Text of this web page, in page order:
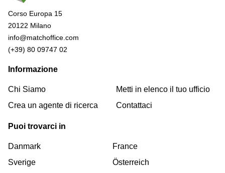
Corso Europa 15
20122 Milano
info@matchoffice.com
(+39) 80 09747 02
Informazione
Chi Siamo
Crea un agente di ricerca
Metti in elenco il tuo ufficio
Contattaci
Puoi trovarci in
Danmark
Sverige
France
Österreich